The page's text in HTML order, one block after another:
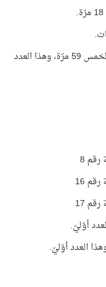
هذه هي أحرف لفظ (إِلَيَّ) تكرّرت في الآيات الخمس 59 مرّة، وهذا العدد